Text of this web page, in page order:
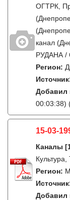
ОГТРК,
канал
РУДАНА /
Регион:
Добавил
00:03:38)
15-03-
Каналы
Регион:
Добавил